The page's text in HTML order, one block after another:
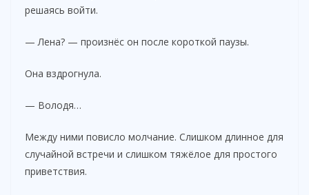
решаясь войти.
— Лена? — произнёс он после короткой паузы.
Она вздрогнула.
— Володя…
Между ними повисло молчание. Слишком длинное для
случайной встречи и слишком тяжёлое для простого
приветствия.